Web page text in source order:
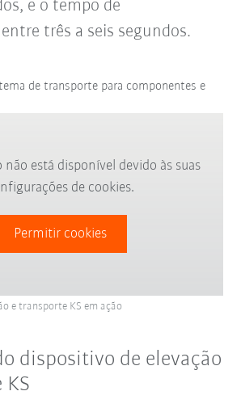
e o tempo de
três a seis segundos.
de transporte para componentes e
não está disponível devido às suas
de cookies.
Permitir cookies
e transporte KS em ação
dispositivo de elevação